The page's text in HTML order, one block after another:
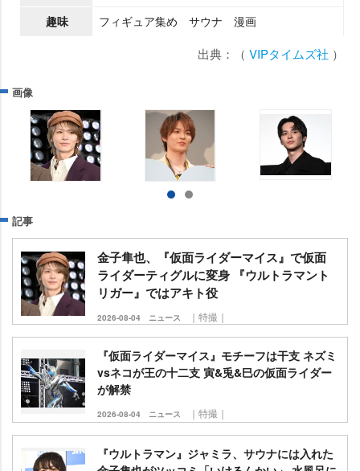
趣味
フィギュア集め サウナ 漫画
出典：（ VIPタイムズ社 ）
画像
記事
金子隼也、『仮面ライダーマイス』で仮面
ライダーティグルに変身 『ウルトラマント
リガー』ではアキト役
2026-08-04 ニュース ｜特撮｜
『仮面ライダーマイス』モチーフは干支 ネズミ
vsネコが王の十二支 寅&兎&巳の仮面ライダー
が解禁
2026-08-04 ニュース ｜特撮｜
『ウルトラマン』ジャミラ、サウナには入れた